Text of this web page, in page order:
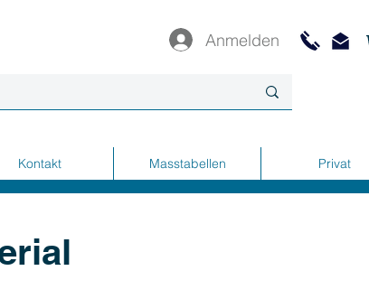
Anmelden
Kontakt Masstabellen Privat